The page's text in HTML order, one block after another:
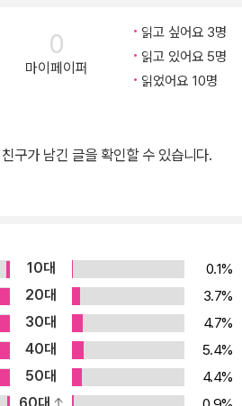
0
마이페이퍼
읽고 싶어요 3명
읽고 있어요 5명
읽었어요 10명
구가 남긴 글을 확인할 수 있습니다.
10대
0.1%
20대
3.7%
30대
4.7%
40대
5.4%
50대
4.4%